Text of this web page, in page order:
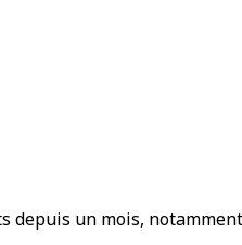
depuis un mois,